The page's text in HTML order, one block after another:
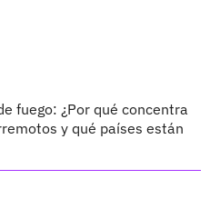
fuego: ¿Por qué concentra
y qué países están